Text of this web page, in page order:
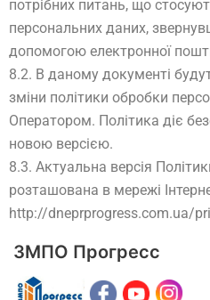
потрібних питань, що
персональних даних,
допомогою електронної
8.2. В даному документі
зміни політики обробки
Оператором. Політика діє
новою версією.
8.3. Актуальна версія
розташована в мережі
http://dneprprogress.com.ua/
ЗМПО Прогресс